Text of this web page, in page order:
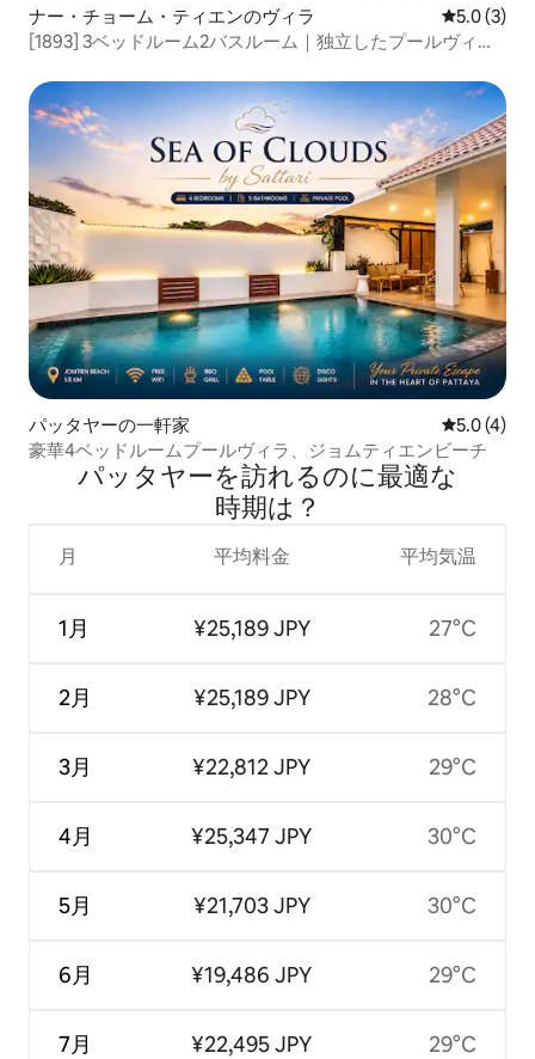
ナー・チョーム・ティエンのヴィラ レビュー3
5.0 (3)
[1893] 3ベッドルーム2バスルーム｜独立したプールヴィラ
インテリア｜広々とした空間での休暇に最適
パッタヤーの一軒家 レビュー4
5.0 (4)
豪華4ベッドルームプールヴィラ、ジョムティエンビーチ
パッタヤーを訪⁠れ⁠るの⁠に最⁠適⁠な
時⁠期⁠は⁠？
月
1月
2月
3月
4月
5月
6月
7月
平均料金
¥25,189 JPY
¥25,189 JPY
¥22,812 JPY
¥25,347 JPY
¥21,703 JPY
¥19,486 JPY
¥22,495 JPY
平均気温
27°C
28°C
29°C
30°C
30°C
29°C
29°C